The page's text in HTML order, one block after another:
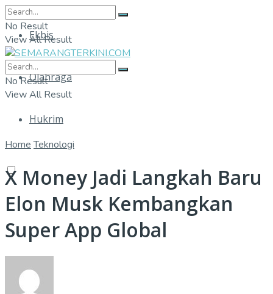
Ekbis
Olahraga
Hukrim
No Result
View All Result
No Result
View All Result
Home Teknologi
X Money Jadi Langkah Baru
Elon Musk Kembangkan
Super App Global